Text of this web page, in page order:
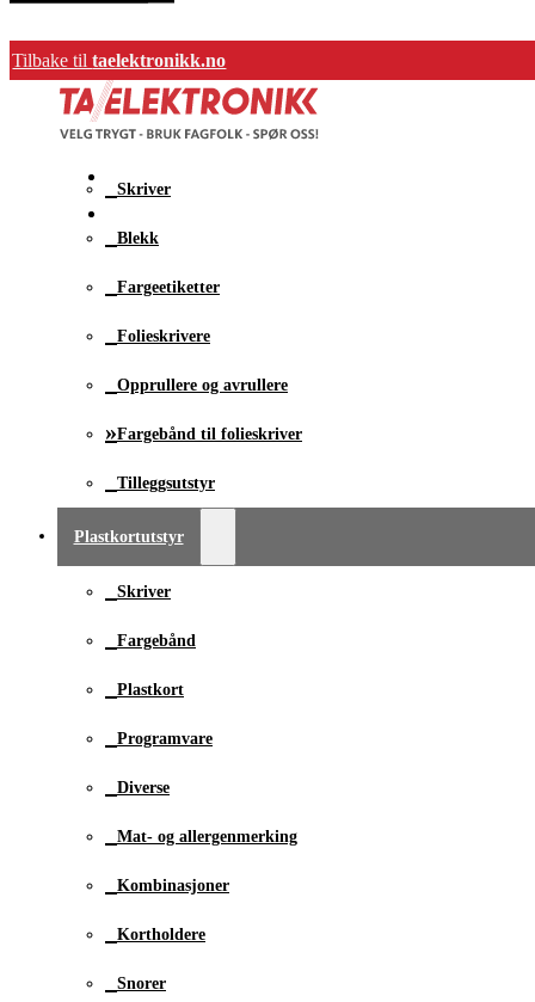
Tilbake tiltaelektronikk.no
Vi har kun et utvalg av vårt store produktsortiment i nettbutikken
Finner du ikke ønsket produkt, ta kontakt med oss.
Farge-etikettskriver
Skriver
Blekk
Fargeetiketter
Folieskrivere
Opprullere og avrullere
Fargebånd til folieskriver
Tilleggsutstyr
Plastkortutstyr
Skriver
Fargebånd
Plastkort
Programvare
Diverse
Mat- og allergenmerking
Kombinasjoner
Kortholdere
Snorer